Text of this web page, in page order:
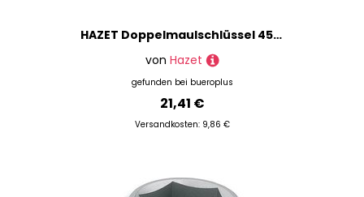
HAZET Doppelmaulschlüssel 450N-21X23 21 x 23 mm, 1 St.
von Hazet
gefunden bei bueroplus
21,41 €
Versandkosten: 9,86 €